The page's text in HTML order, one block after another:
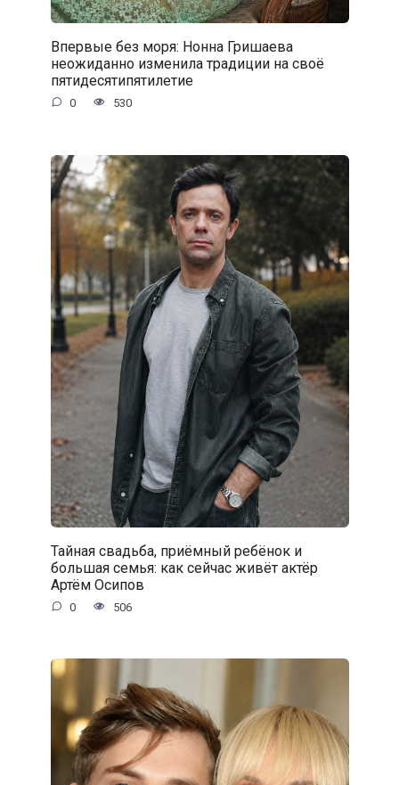
Впервые без моря: Нонна Гришаева
неожиданно изменила традиции на своё
пятидесятипятилетие
0 530
Тайная свадьба, приёмный ребёнок и
большая семья: как сейчас живёт актёр
Артём Осипов
0 506